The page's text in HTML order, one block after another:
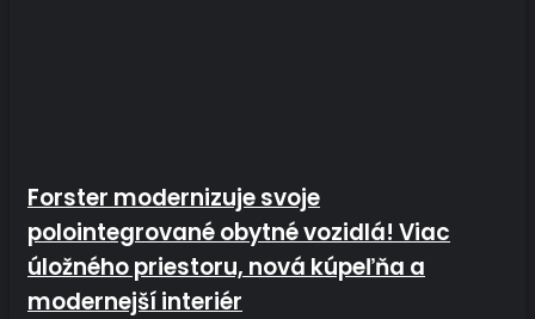
Forster modernizuje svoje
polointegrované obytné vozidlá! Viac
úložného priestoru, nová kúpeľňa a
modernejší interiér